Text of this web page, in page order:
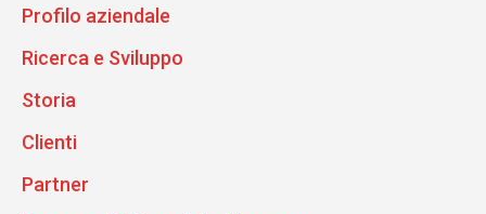
Profilo aziendale
Ricerca e Sviluppo
Storia
Clienti
Partner